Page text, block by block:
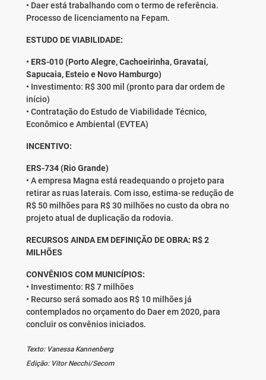
• Daer está trabalhando com o termo de referência.
Processo de licenciamento na Fepam.
ESTUDO DE VIABILIDADE:
• ERS-010 (Porto Alegre, Cachoeirinha, Gravataí,
Sapucaia, Esteio e Novo Hamburgo)
• Investimento: R$ 300 mil (pronto para dar ordem de
início)
• Contratação do Estudo de Viabilidade Técnico,
Econômico e Ambiental (EVTEA)
INCENTIVO:
ERS-734 (Rio Grande)
• A empresa Magna está readequando o projeto para
retirar as ruas laterais. Com isso, estima-se redução de
R$ 50 milhões para R$ 30 milhões no custo da obra no
projeto atual de duplicação da rodovia.
RECURSOS AINDA EM DEFINIÇÃO DE OBRA: R$ 2
MILHÕES
CONVÊNIOS COM MUNICÍPIOS:
• Investimento: R$ 7 milhões
• Recurso será somado aos R$ 10 milhões já
contemplados no orçamento do Daer em 2020, para
concluir os convênios iniciados.
Texto: Vanessa Kannenberg
Edição: Vitor Necchi/Secom